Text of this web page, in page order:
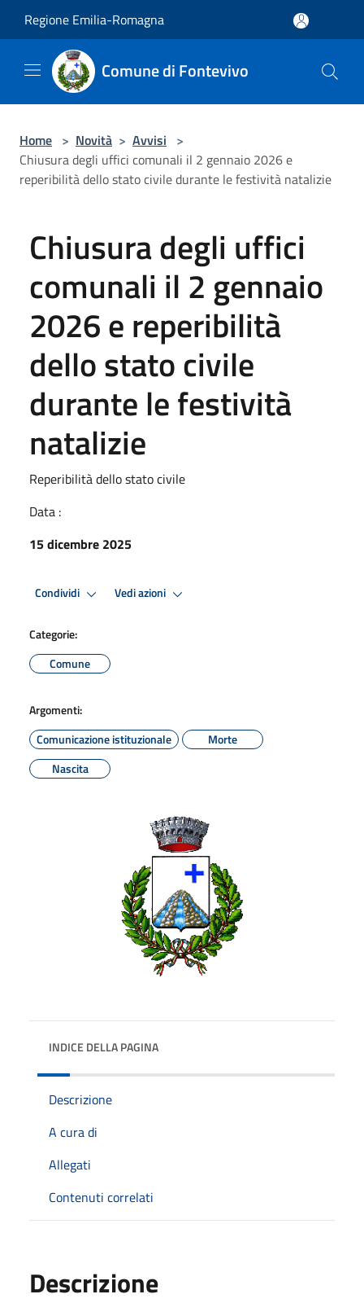
Regione Emilia-Romagna
Comune di Fontevivo
Home > Novità > Avvisi >
Chiusura degli uffici comunali il 2 gennaio 2026 e
reperibilità dello stato civile durante le festività natalizie
Chiusura degli uffici
comunali il 2 gennaio
2026 e reperibilità
dello stato civile
durante le festività
natalizie
Reperibilità dello stato civile
Data :
15 dicembre 2025
Condividi Vedi azioni
Categorie:
Comune
Argomenti:
Comunicazione istituzionale
Morte
Nascita
INDICE DELLA PAGINA
Descrizione
A cura di
Allegati
Contenuti correlati
Descrizione